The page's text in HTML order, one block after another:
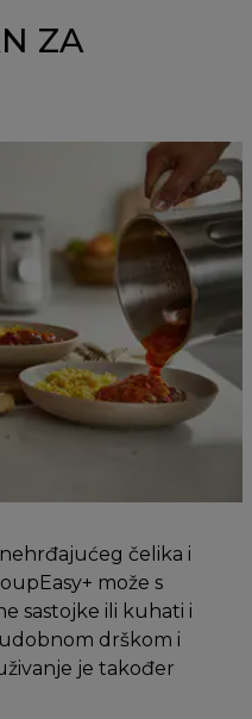
ZA
čelika i
može s
sastojke ili kuhati i
drškom i
je također